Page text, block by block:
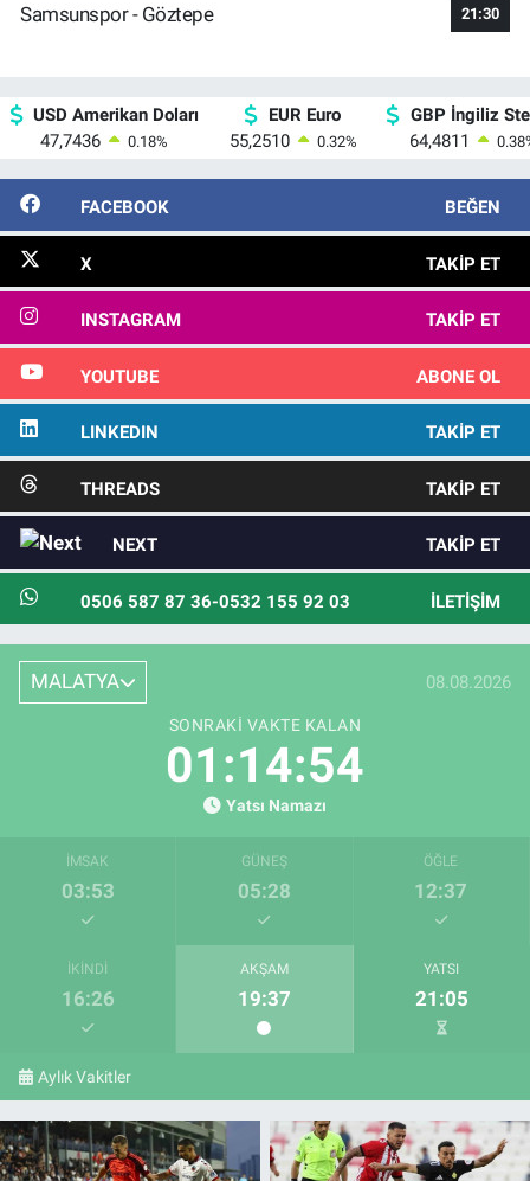
Samsunspor - Göztepe
21:30
USD Amerikan Doları
47,7436
0.18%
EUR Euro
55,2510
0.32%
GBP İngiliz
64,4811
0.38
FACEBOOK BEĞEN
X TAKIP ET
INSTAGRAM TAKIP ET
YOUTUBE ABONE OL
LINKEDIN TAKIP ET
THREADS TAKIP ET
NEXT TAKIP ET
0506 587 87 36-0532 155 92 03 İLETIŞIM
MALATYA 08.08.2026
SONRAKI VAKTE KALAN
01:14:52
Yatsı Namazı
İMSAK
03:53
GÜNEŞ
05:28
ÖĞLE
12:37
İKINDI
16:26
AKŞAM
19:37
YATSI
21:05
Aylık Vakitler